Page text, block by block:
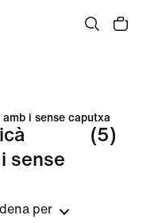
amb i sense caputxa
sense
(5)
per